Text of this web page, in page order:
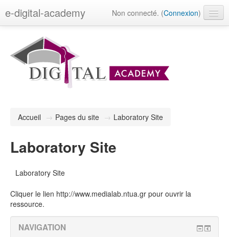
e-digital-academy Non connecté. (Connexion)
Accueil → Pages du site → Laboratory Site
Laboratory Site
Laboratory Site
Cliquer le lien http://www.medialab.ntua.gr pour ouvrir la
ressource.
NAVIGATION